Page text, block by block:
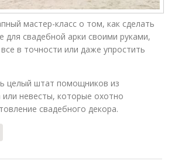
мастер-класс о том, как сделать
для свадебной арки своими руками,
в точности или даже упростить
целый штат помощников из
невесты, которые охотно
свадебного декора.